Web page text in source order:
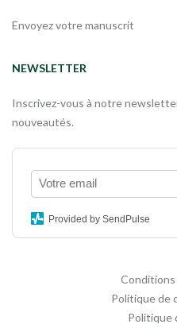
Envoyez votre manuscrit
NEWSLETTER
Inscrivez-vous à notre
nouveautés.
Provided by SendPulse
Politique de
Politique